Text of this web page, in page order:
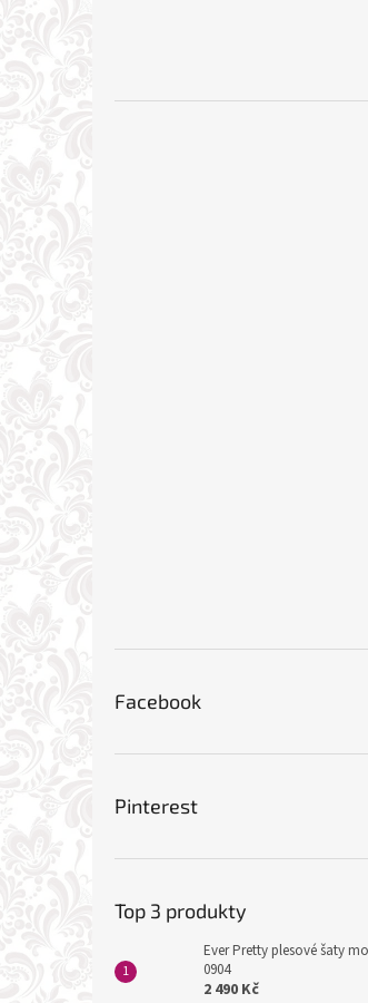
Facebook
Pinterest
Top 3 produkty
Ever Pretty plesové šaty
0904
2 490 Kč